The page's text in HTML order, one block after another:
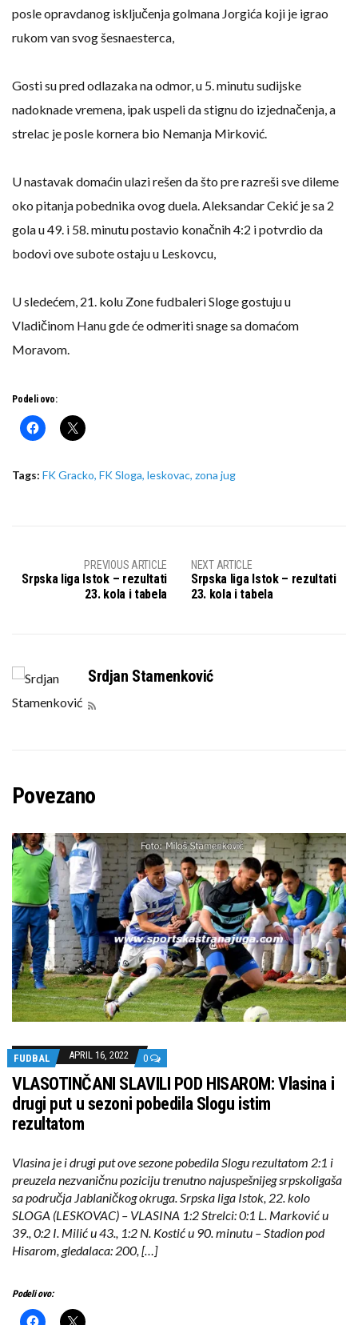
posle opravdanog isključenja golmana Jorgića koji je igrao
rukom van svog šesnaesterca,
Gosti su pred odlazaka na odmor, u 5. minutu sudijske
nadoknade vremena, ipak uspeli da stignu do izjednačenja, a
strelac je posle kornera bio Nemanja Mirković.
U nastavak domaćin ulazi rešen da što pre razreši sve dileme
oko pitanja pobednika ovog duela. Aleksandar Cekić je sa 2
gola u 49. i 58. minutu postavio konačnih 4:2 i potvrdio da
bodovi ove subote ostaju u Leskovcu,
U sledećem, 21. kolu Zone fudbaleri Sloge gostuju u
Vladičinom Hanu gde će odmeriti snage sa domaćom
Moravom.
Podeli ovo:
Tags: FK Gracko, FK Sloga, leskovac, zona jug
PREVIOUS ARTICLE
Srpska liga Istok – rezultati
23. kola i tabela
NEXT ARTICLE
Srpska liga Istok – rezultati
23. kola i tabela
Srdjan Stamenković
Povezano
FUDBAL APRIL 16, 2022 0
VLASOTINČANI SLAVILI POD HISAROM: Vlasina i
drugi put u sezoni pobedila Slogu istim
rezultatom
Vlasina je i drugi put ove sezone pobedila Slogu rezultatom 2:1 i
preuzela nezvaničnu poziciju trenutno najuspešnijeg srpskoligaša
sa područja Jablaničkog okruga. Srpska liga Istok, 22. kolo
SLOGA (LESKOVAC) – VLASINA 1:2 Strelci: 0:1 L. Marković u
39., 0:2 I. Milić u 43., 1:2 N. Kostić u 90. minutu – Stadion pod
Hisarom, gledalaca: 200, […]
Podeli ovo: